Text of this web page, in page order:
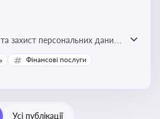
захист персональних даних
Фінансові послуги
Усі публікації